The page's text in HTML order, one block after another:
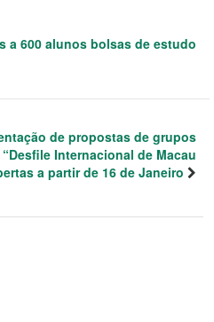
a 600 alunos bolsas de estudo
de propostas de grupos
Internacional de Macau
a partir de 16 de Janeiro